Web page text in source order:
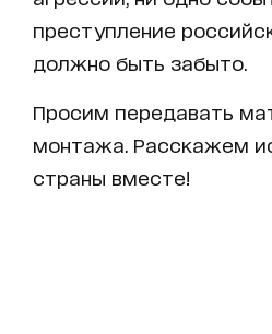
преступление
должно быть забыто.
Просим передавать
монтажа. Расскажем
страны вместе!